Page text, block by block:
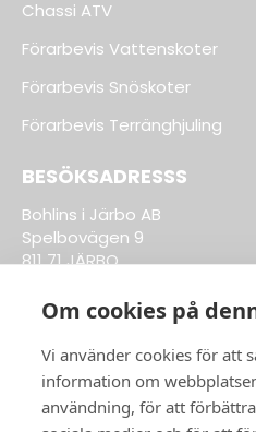
Om cookies på
Vi använder cookies för att
information om
användning, för att
Chassi ATV
Förarbevis Vattenskoter
Förarbevis Snöskoter
Förarbevis Terränghjuling
BESÖKSADRESSS
Bohlins i Järbo AB
Spelbovägen 9
811 71 JÄRBO
ÖPPETTIDER BUTIK: